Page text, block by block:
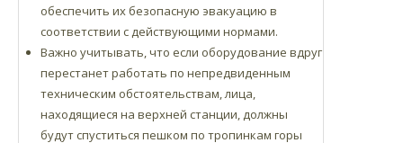
обеспечить их безопасную эвакуацию в
соответствии с действующими нормами.
Важно учитывать, что если оборудование вдруг
перестанет работать по непредвиденным
техническим обстоятельствам, лица,
находящиеся на верхней станции, должны
будут спуститься пешком по тропинкам горы